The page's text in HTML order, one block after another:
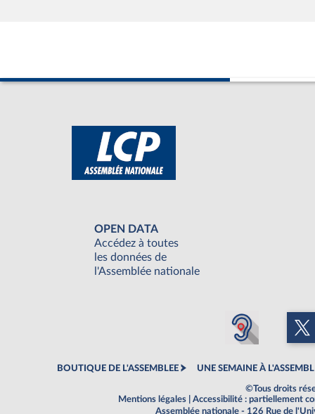
OPEN DATA
Accédez à toutes
les données de
l'Assemblée nationale
BOUTIQUE DE L'ASSEMBLEE UNE SEMAINE À
©Tous droits
Mentions légales
Accessibilité : partiellement
Assemblée nationale - 126 Rue de